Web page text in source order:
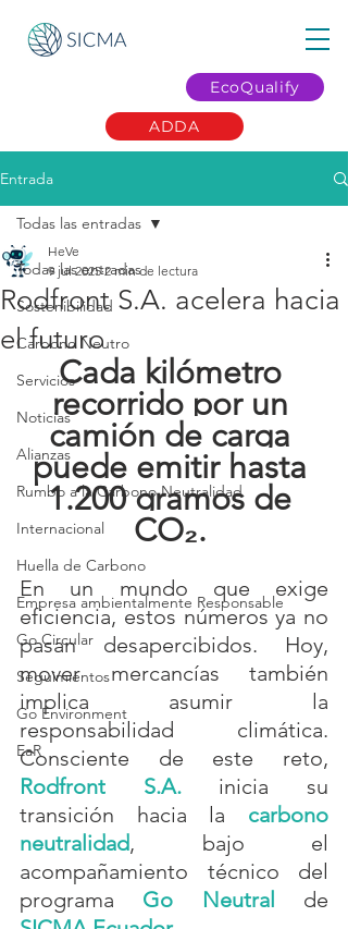
EcoQualify
ADDA
Entrada
Todas las entradas
Sostenibilidad
Carbono Neutro
Servicios
Noticias
Alianzas
Rumbo a la Carbono Neutralidad
Internacional
Huella de Carbono
Empresa ambientalmente Responsable
Go Circular
Seguimientos
Go Environment
EaR
Todas las entradas
Rodfront S.A. acelera hacia
el futuro
HeVe
9 jul 2025 2 min de lectura
Cada kilómetro
recorrido por un
camión de carga
puede emitir hasta
1.200 gramos de
CO₂.
En un mundo que exige
eficiencia, estos números ya no
pasan desapercibidos. Hoy,
mover mercancías también
implica asumir la
responsabilidad climática.
Rodfront S.A.
inicia su
transición hacia la carbono
neutralidad, bajo el
acompañamiento técnico del
programa Go Neutral
de